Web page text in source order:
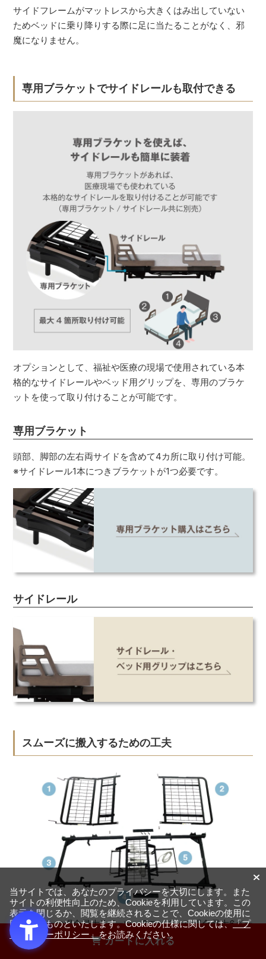
カートに入れる
サイドフレームがマットレスから大きくはみ出していない
ためベッドに乗り降りする際に足に当たることがなく、邪
魔になりません。
専用ブラケットでサイドレールも取付できる
オプションとして、福祉や医療の現場で使用されている本
格的なサイドレールやベッド用グリップを、専用のブラケ
ットを使って取り付けることが可能です。
専用ブラケット
頭部、脚部の左右両サイドを含めて4カ所に取り付け可能。
※サイドレール1本につきブラケットが1つ必要です。
サイドレール
スムーズに搬入するための工夫
2モーターの場合最大5パーツ、3モーターの場合最大6パー
ツに分離が可能です。搬入が厳しい場合には分離が可能だ
からスムーズに行くような工夫をしています。搬入経路の
当サイトでは、あなたのプライバシーを大切にします。また
サイトの利便性向上のため、Cookieを利用しています。この
表示を閉じるか、閲覧を継続されることで、Cookieの使用に
同意するものといたします。Cookieの仕様に関しては、「プ
ライバシーポリシー」をお読みください。